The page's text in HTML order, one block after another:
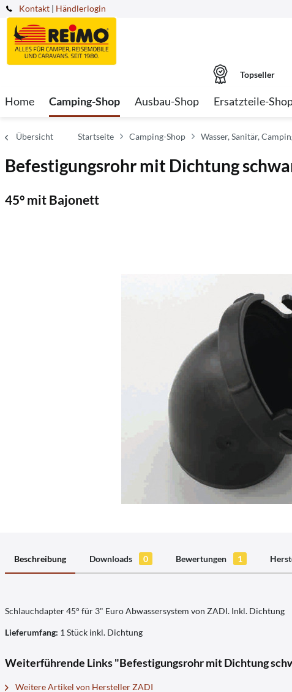
Kontakt | Händlerlogin
Topseller
Home Camping-Shop Ausbau-Shop Ersatzteile-
Übersicht Startseite Camping-Shop Wasser, Sanitär,
Befestigungsrohr mit Dichtung
45° mit Bajonett
Beschreibung Downloads 0 Bewertungen 1
Schlauchdapter 45° für 3" Euro Abwassersystem von ZADI. Inkl. Dichtung
Lieferumfang: 1 Stück inkl. Dichtung
Weiterführende Links "Befestigungsrohr mit Dichtung
Weitere Artikel von Hersteller ZADI